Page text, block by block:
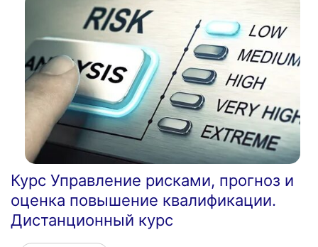
Курс Управление рисками, прогноз и
оценка повышение квалификации.
Дистанционный курс